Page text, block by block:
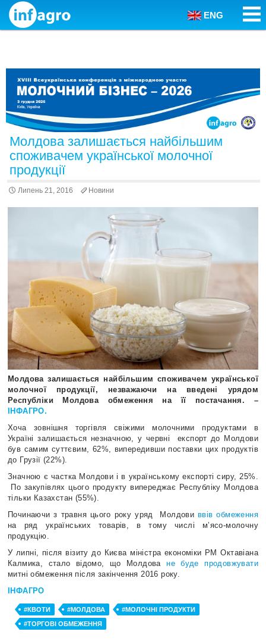
Skip to content
ENG
Молдова залишається найбільшим
споживачем української молочної
продукції
Липень 21, 2016 Новини
Молдова залишається найбільшим споживачем української
молочної продукції, незважаючи на введені урядом
Республіки Молдова обмеження на її постачання. –
ІНФАГРО.
Хоча зовнішня торгівля свіжими молочними продуктами в
Україні залишається незначною, у червні експорт до Молдови
був самим суттєвим, 62%, випередивши поставки цих продуктів
до Грузії (22%).
Значною є частка Молдови і в українському експорті сиру, 25%.
По закупівлях цього продукту випереджає Республіку Молдова
тільки Казахстан (55%).
Починаючи з травня цього року уряд Молдови ввів обмеження
на ряд українських товарів, в тому числі м’ясо-молочну
продукцію.
У липні, після візиту до Києва міністра економіки РМ Октавіана
Калмика, стало відомо, що Молдоване буде продовжувати
митні обмеження після закінчення 2016 року.
ІНФАГРО
#КВОТИ #МОЛДОВА
#МОЛОЧНІ ПРОДУКТИ
#ТОРГОВІ ОБМЕЖЕННЯ